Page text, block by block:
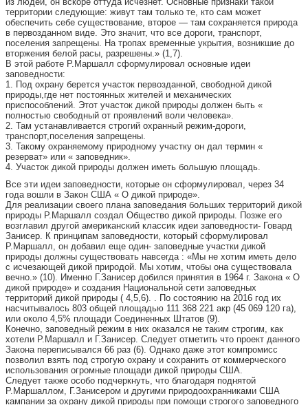
территории следующие: живут там только те, кто сам может
обеспечить себе существование, второе — там сохраняется природа
в первозданном виде. Это значит, что все дороги, транспорт,
поселения запрещены. На тропах временные укрытия, возникшие до
вторжения белой расы, разрешены.» (1,7).
В этой работе Р.Маршалл сформулировал основные идеи
заповедности:
1. Под охрану берется участок первозданной, свободной дикой
природы,где нет постоянных жителей и механических
приспособлений. Этот участок дикой природы должен быть «
полностью свободный от проявлений воли человека».
2. Там устанавливается строгий охранный режим-дороги,
транспорт,поселения запрещены.
3. Такому охраняемому природному участку он дал термин «
резерват» или « заповедник».
4. Участок дикой природы должен иметь большую площадь.
Все эти идеи заповедности, которые он сформулировал, через 34
года вошли в Закон США « О дикой природе».
Для реализации своего плана заповедания больших территорий дикой
природы Р.Маршалл создал Общество дикой природы. Позже его
возглавил другой американский классик идеи заповедности- Говард
Занисер. К принципам заповедности, который сформулировал
Р.Маршалл, он добавил еще один- заповедные участки дикой
природы должны существовать навсегда : «Мы не хотим иметь дело
с исчезающей дикой природой. Мы хотим, чтобы она существовала
вечно.» (10). Именно Г.Занисер добился принятия в 1964 г. Закона « О
дикой природе» и создания Национальной сети заповедных
территорий дикой природы ( 4,5,6). . По состоянию на 2016 год их
насчитывалось 803 общей площадью 111 368 221 акр (45 069 120 га),
или около 4,5% площади Соединенных Штатов (9).
Конечно, заповедный режим в них оказался не таким строгим, как
хотели Р.Маршалл и Г.Занисер. Следует отметить что проект данного
Закона переписывался 66 раз (6). Однако даже этот компромисс
позволил взять под строгую охрану и сохранить от коммерческого
использования огромные площади дикой природы США.
Следует также особо подчеркнуть, что благодаря поднятой
Р.Маршаллом, Г.Занисером и другими природоохранниками США
кампании за охрану дикой природы при помощи строгого заповедного